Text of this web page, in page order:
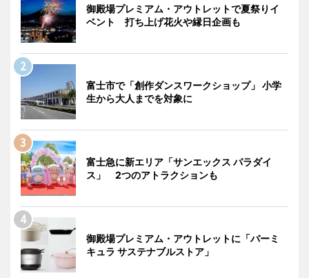
御殿場プレミアム・アウトレットで夏祭りイ
ベント 打ち上げ花火や縁日企画も
富士市で「創作ダンスワークショップ」 小学
生から大人までを対象に
富士急に新エリア「サンエックス パラダイ
ス」 2つのアトラクションも
御殿場プレミアム・アウトレットに「バーミ
キュラ サステナブルストア」